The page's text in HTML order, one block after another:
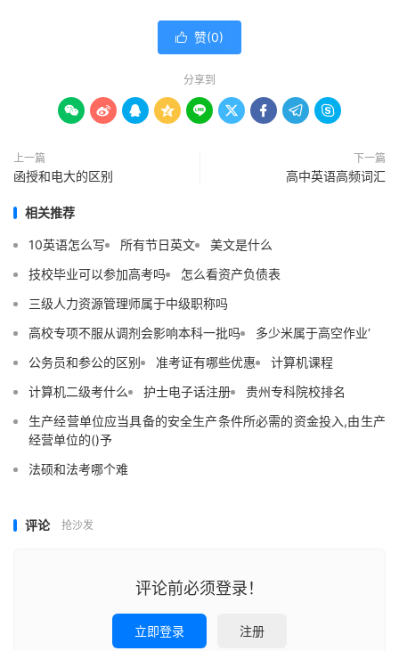
 赞(0)
分享到
        
上一篇
函授和电大的区别
下一篇
高中英语高频词汇
相关推荐
10英语怎么写 所有节日英文
美文是什么
技校毕业可以参加高考吗
怎么看资产负债表
三级人力资源管理师属于中级职称吗
高校专项不服从调剂会影响本科一批吗
多少米属于高空作业‘
公务员和参公的区别
准考证有哪些优惠
计算机课程
计算机二级考什么
护士电子话注册
贵州专科院校排名
生产经营单位应当具备的安全生产条件所必需的资金投入,由生产
经营单位的()予
法硕和法考哪个难
评论 抢沙发
评论前必须登录！
立即登录 注册